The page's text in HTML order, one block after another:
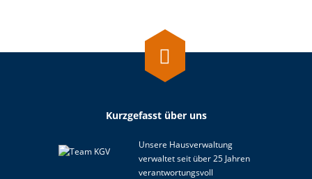
Kurzgefasst über uns
Unsere Hausverwaltung
verwaltet seit über 25 Jahren
verantwortungsvoll